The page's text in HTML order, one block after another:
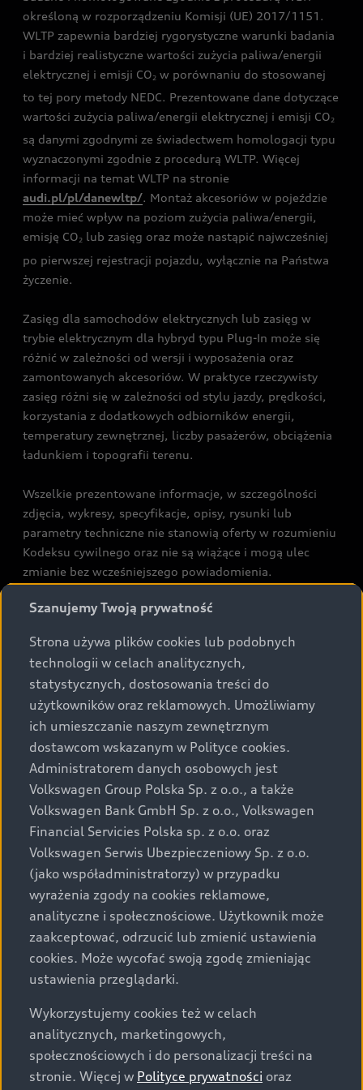
określoną w rozporządzeniu Komisji (UE) 2017/1151.
WLTP zapewnia bardziej rygorystyczne warunki badania
i bardziej realistyczne wartości zużycia paliwa/energii
elektrycznej i emisji CO2 w porównaniu do stosowanej
to tej pory metody NEDC. Prezentowane dane dotyczące
wartości zużycia paliwa/energii elektrycznej i emisji CO2
są danymi zgodnymi ze świadectwem homologacji typu
wyznaczonymi zgodnie z procedurą WLTP. Więcej
informacji na temat WLTP na stronie
audi.pl/pl/danewltp/. Montaż akcesoriów w pojeździe
może mieć wpływ na poziom zużycia paliwa/energii,
emisję CO2 lub zasięg oraz może nastąpić najwcześniej
po pierwszej rejestracji pojazdu, wyłącznie na Państwa
życzenie.
Zasięg dla samochodów elektrycznych lub zasięg w
trybie elektrycznym dla hybryd typu Plug-In może się
różnić w zależności od wersji i wyposażenia oraz
zamontowanych akcesoriów. W praktyce rzeczywisty
zasięg różni się w zależności od stylu jazdy, prędkości,
korzystania z dodatkowych odbiorników energii,
temperatury zewnętrznej, liczby pasażerów, obciążenia
ładunkiem i topografii terenu.
Wszelkie prezentowane informacje, w szczególności
zdjęcia, wykresy, specyfikacje, opisy, rysunki lub
parametry techniczne nie stanowią oferty w rozumieniu
Kodeksu cywilnego oraz nie są wiążące i mogą ulec
zmianie bez wcześniejszego powiadomienia.
rozumieniu art. 5561§2 Kodeksu cywilnego oraz art.
Podane kwoty są rekomendowane i obejmują podatek
VAT (23%), chyba że inaczej zaznaczono.
Audi zastrzega sobie możliwość wprowadzenia zmian w
prezentowanych wersjach. Przedstawione detale
wyposażenia mogą różnić się od specyfikacji
przewidzianej na rynek polski. Zamieszczone zdjęcia
mogą przedstawiać wyposażenie opcjonalne, dostępne
za dopłatą. Wiążące ustalenie ceny, wyposażenia i
specyfikacji pojazdu następują w umowie sprzedaży, a
określenie parametrów technicznych zawiera
świadectwo homologacji typu pojazdu. Zastrzegamy
sobie prawo do zmian i pomyłek. Wszelkie informacje
prezentowane na stronie są aktualne na dzień ich
zamieszczania. W celu uzyskania najnowszych
informacji prosimy kontaktować się z Partnerem Marki
Audi.
Wszystkie produkowane obecnie samochody marki Audi
są wykonywane z materiałów spełniających pod
względem możliwości odzysku i recyklingu wymagania
określone w normie ISO 22628 i są zgodne z
Szanujemy Twoją prywatność
Strona używa plików cookies lub podobnych
technologii w celach analitycznych,
statystycznych, dostosowania treści do
użytkowników oraz reklamowych. Umożliwiamy
ich umieszczanie naszym zewnętrznym
dostawcom wskazanym w Polityce cookies.
Administratorem danych osobowych jest
Volkswagen Group Polska Sp. z o.o., a także
Volkswagen Bank GmbH Sp. z o.o., Volkswagen
Financial Servicies Polska sp. z o.o. oraz
Volkswagen Serwis Ubezpieczeniowy Sp. z o.o.
(jako współadministratorzy) w przypadku
wyrażenia zgody na cookies reklamowe,
analityczne i społecznościowe. Użytkownik może
zaakceptować, odrzucić lub zmienić ustawienia
cookies. Może wycofać swoją zgodę zmieniając
ustawienia przeglądarki.
Wykorzystujemy cookies też w celach
analitycznych, marketingowych,
społecznościowych i do personalizacji treści na
stronie. Więcej w Polityce prywatności oraz